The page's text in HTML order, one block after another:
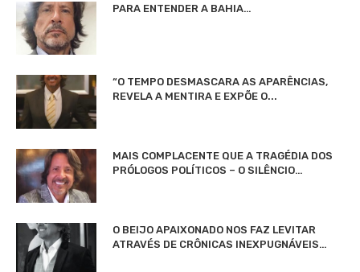
PARA ENTENDER A BAHIA…
“O TEMPO DESMASCARA AS APARÊNCIAS,
REVELA A MENTIRA E EXPÕE O...
MAIS COMPLACENTE QUE A TRAGÉDIA DOS
PRÓLOGOS POLÍTICOS – O SILÊNCIO…
O BEIJO APAIXONADO NOS FAZ LEVITAR
ATRAVÉS DE CRÔNICAS INEXPUGNÁVEIS…